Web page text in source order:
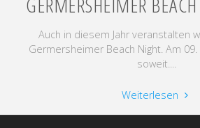
Auch in diesem Jahr veranstalten
Germersheimer Beach Night. Am
soweit....
Weiterlesen